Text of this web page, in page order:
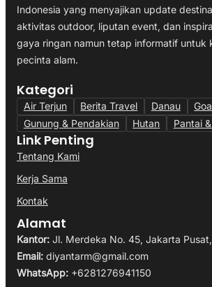
Indonesia yang menyajikan update
aktivitas outdoor, liputan event, dan
gaya ringan namun tetap informatif untuk
pecinta alam.
Kategori
Air Terjun Berita Travel Danau
Gunung & Pendakian
Hutan Pantai
Link Penting
Tentang Kami
Kerja Sama
Kontak
Alamat
Kantor: Jl. Merdeka No. 45, Jakarta
Email: diyantarm@gmail.com
WhatsApp: +6281276941150